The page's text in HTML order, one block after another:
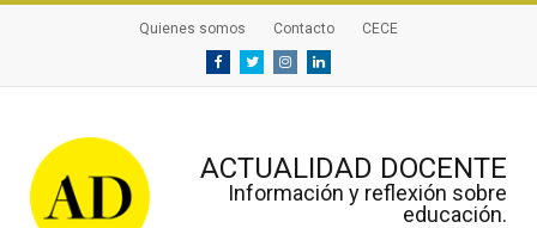
Quienes somos Contacto CECE
FacebookTwitterInstagramLinkedin
ACTUALIDAD DOCENTE
Información y reflexión sobre
educación.